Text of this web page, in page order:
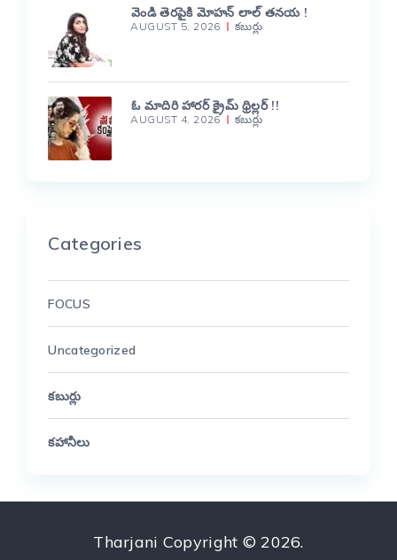
వెండి తెరపైకి మోహన్ లాల్ తనయ !
AUGUST 5, 2026 కబుర్లు
ఓ మాదిరి హారర్ క్రైమ్ థ్రిల్లర్ !!
AUGUST 4, 2026 కబుర్లు
Categories
FOCUS
Uncategorized
కబుర్లు
కహానీలు
Tharjani Copyright © 2026.